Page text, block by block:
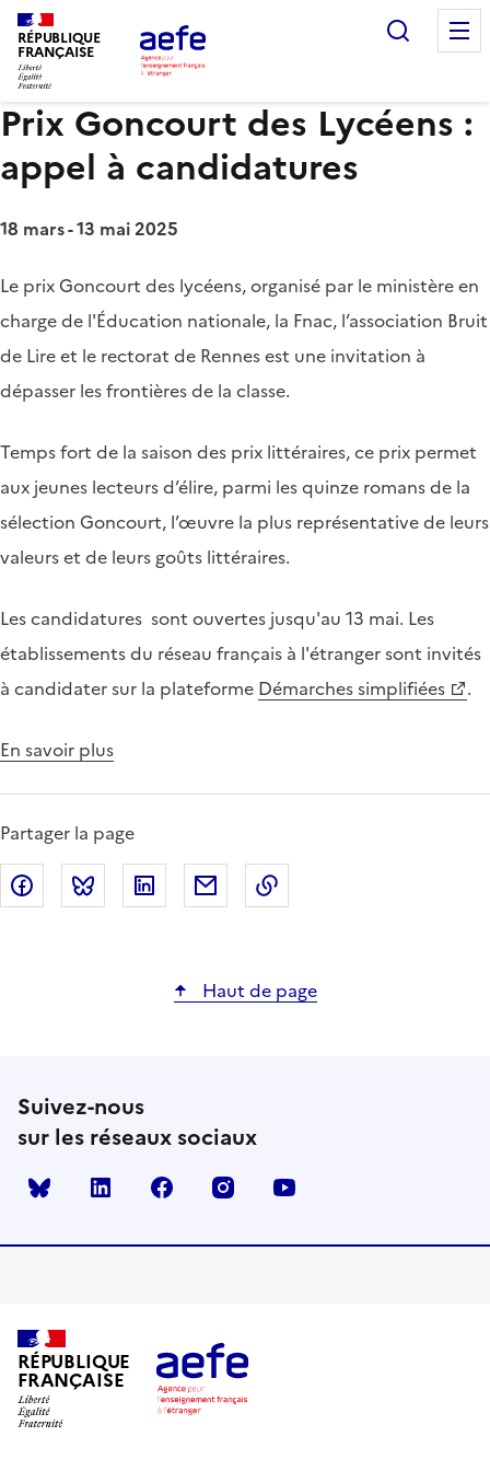
Aller
au
contenu
principal
RÉPUBLIQUE
FRANÇAISE
Prix Goncourt des Lycéens :
appel à candidatures
18 mars - 13 mai 2025
Le prix Goncourt des lycéens, organisé par le ministère en
charge de l'Éducation nationale, la Fnac, l’association Bruit
de Lire et le rectorat de Rennes est une invitation à
dépasser les frontières de la classe.
Temps fort de la saison des prix littéraires, ce prix permet
aux jeunes lecteurs d’élire, parmi les quinze romans de la
sélection Goncourt, l’œuvre la plus représentative de leurs
valeurs et de leurs goûts littéraires.
Les candidatures sont ouvertes jusqu'au 13 mai. Les
établissements du réseau français à l'étranger sont invités
à candidater sur la plateforme Démarches simplifiées .
En savoir plus
Partager la page
Partager sur Facebook
Partager sur Bluesky
Partager sur LinkedIn
Partager par email
Haut de page
Suivez-nous
sur les réseaux sociaux
Bluesky linkedin facebook instagram
RÉPUBLIQUE
FRANÇAISE